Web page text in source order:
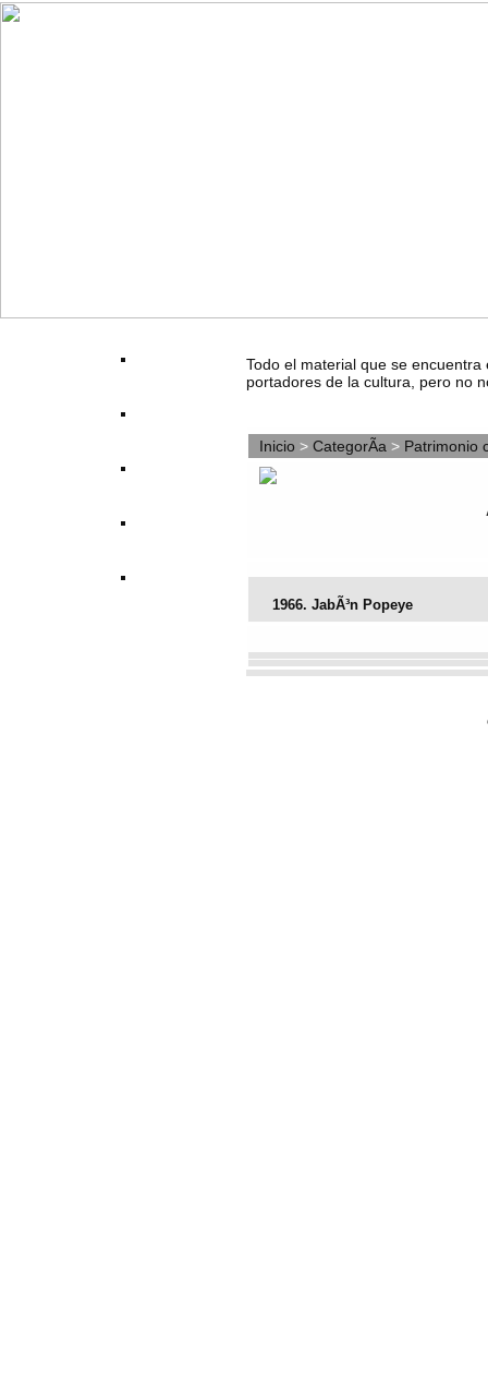
Todo el material que se
portadores de la cultura, pero no
Inicio > CategorÃ­a > Patrimonio
1966. JabÃ³n Popeye